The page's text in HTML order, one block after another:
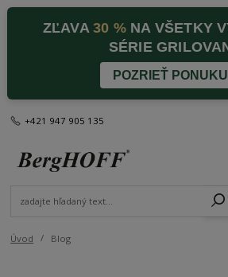
ZĽAVA30 %NA VŠETKY
SÉRIE
POZRIEŤ
+421 947 905 135
Úvod Blog